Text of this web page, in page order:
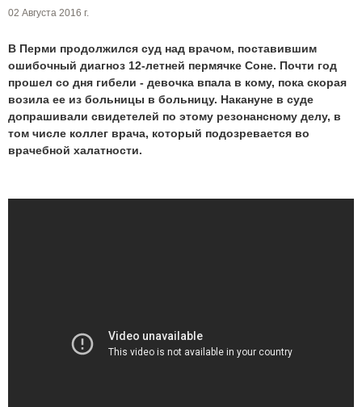
02 Августа 2016 г.
В Перми продолжился суд над врачом, поставившим
ошибочный диагноз 12-летней пермячке Соне. Почти год
прошел со дня гибели - девочка впала в кому, пока скорая
возила ее из больницы в больницу. Накануне в суде
допрашивали свидетелей по этому резонансному делу, в
том числе коллег врача, который подозревается во
врачебной халатности.